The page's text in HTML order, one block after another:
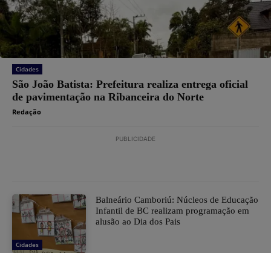
Cidades
São João Batista: Prefeitura realiza entrega oficial
de pavimentação na Ribanceira do Norte
Redação
PUBLICIDADE
Cidades
Balneário Camboriú: Núcleos de Educação
Infantil de BC realizam programação em
alusão ao Dia dos Pais